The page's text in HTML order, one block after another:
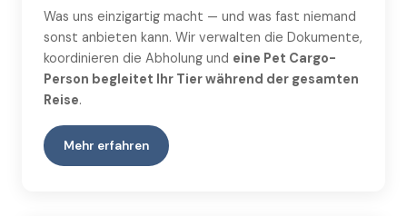
Was uns einzigartig macht — und was fast niemand
sonst anbieten kann. Wir verwalten die Dokumente,
koordinieren die Abholung und eine Pet Cargo-
Person begleitet Ihr Tier während der gesamten
Reise.
Mehr erfahren